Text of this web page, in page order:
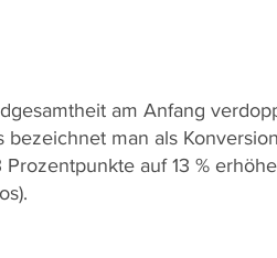
am Anfang
man als
auf 13 %